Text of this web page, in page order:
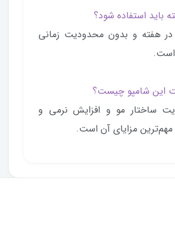
باید استفاده شود؟
۳ بار در هفته و بدون محدودیت زمانی
است.
این شامپو چیست؟
ساختار مو و افزایش نرمی و
مزایای آن است.